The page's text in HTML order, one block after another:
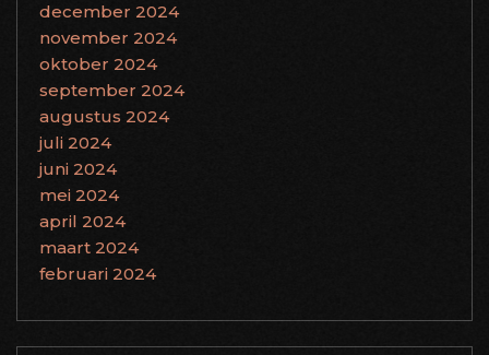
december 2024
november 2024
oktober 2024
september 2024
augustus 2024
juli 2024
juni 2024
mei 2024
april 2024
maart 2024
februari 2024